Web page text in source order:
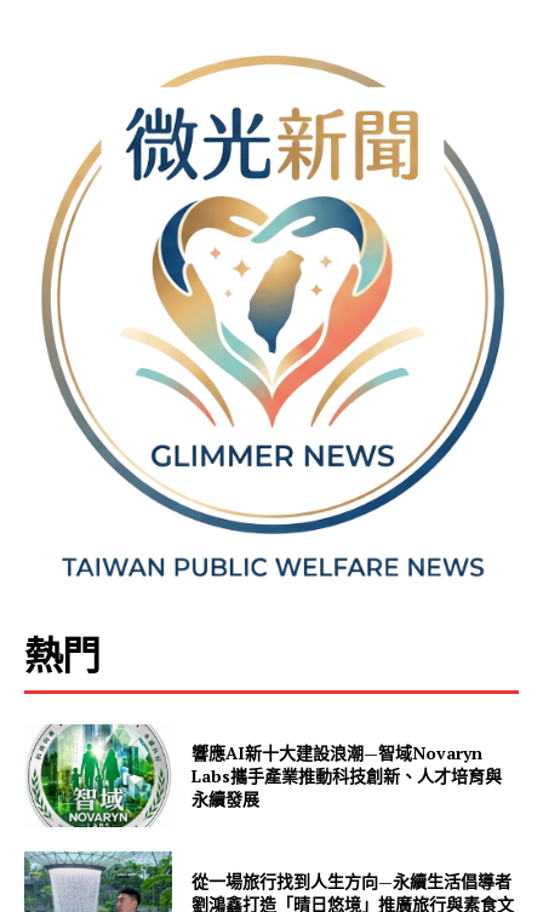
熱門
響應AI新十大建設浪潮—智域Novaryn
Labs攜手產業推動科技創新、人才培育與
永續發展
從一場旅行找到人生方向—永續生活倡導者
劉鴻鑫打造「晴日悠境」推廣旅行與素食文